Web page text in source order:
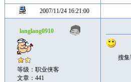
2007/11/24 16:21:00
langlang0910
等级：职业侠客
文章：441
搜